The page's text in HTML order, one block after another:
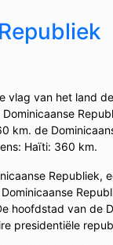
vlag van het land
Dominicaanse
km. de
Haïti: 360 km.
Republiek,
hoofdstad van de
presidentiële